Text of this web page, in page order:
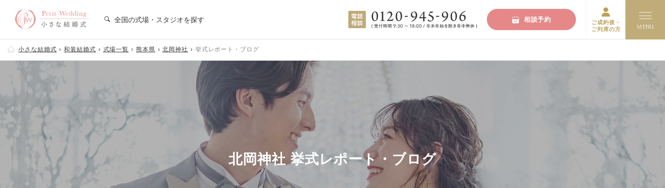
全国の式場・スタジオを探す 相談予約
ご成約後・
ご列席の方
小さな結婚式 和装結婚式 式場一覧 熊本県 北岡神社 挙式レポート・ブログ
北岡神社 挙式レポート・ブログ